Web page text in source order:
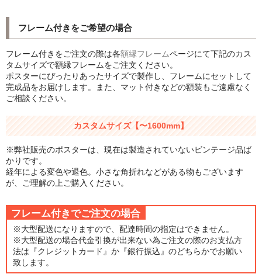
Instagram紹介商品
エンゾ・マーリ【Enzo Mari】
ダネーゼ【DANESE MILANO】
アンディ・ウォーホル
Folon
olivetti
猫・ねこ・ネコ
額装品
額装品一覧
フレーム付きをご希望の場合
フレーム付きをご注文の際は各額縁フレームページにて下記のカス
タムサイズで額縁フレームをご注文ください。
ポスターにぴったりあったサイズで製作し、フレームにセットして
完成品をお届けします。また、マット付きなどの額装もご遠慮なく
ご相談ください。
カスタムサイズ【〜1600mm】
※弊社販売のポスターは、現在は製造されていないビンテージ品ば
かりです。
経年による変色や退色。小さな角折れなどがある物もございます
が、ご理解の上ご購入ください。
フレーム付きでご注文の場合
※大型配送になりますので、配達時間の指定はできません。
※大型配送の場合代金引換が出来ない為ご注文の際のお支払方
法は『クレジットカード』か『銀行振込』のどちらかでお願い
致します。